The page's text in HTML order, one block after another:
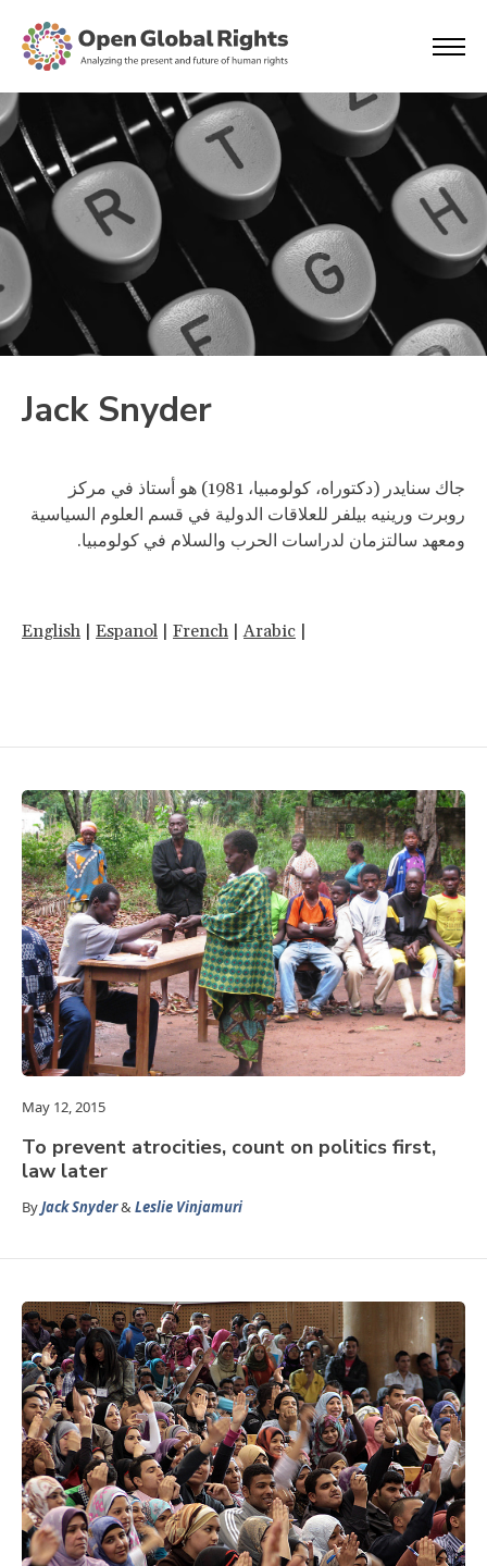
Jack Snyder
جاك سنايدر (دكتوراه، كولومبيا، 1981) هو أستاذ في مركز
روبرت ورينيه بيلفر للعلاقات الدولية في قسم العلوم السياسية
ومعهد سالتزمان لدراسات الحرب والسلام في كولومبيا.
English | Espanol | French |Arabic |
May 12, 2015
To prevent atrocities, count on politics first,
law later
ByJack Snyder&Leslie Vinjamuri